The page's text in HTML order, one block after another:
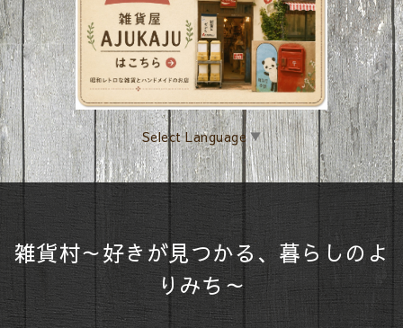
Select Language▼
雑貨村～好きが見つかる、暮らしのよ
りみち～